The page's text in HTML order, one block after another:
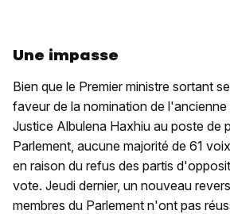
Une impasse
Bien que le Premier ministre sortant
faveur de la nomination de l'ancienne
Justice Albulena Haxhiu au poste de
Parlement, aucune majorité de 61
en raison du refus des partis
vote. Jeudi dernier, un nouveau
membres du Parlement n'ont pas